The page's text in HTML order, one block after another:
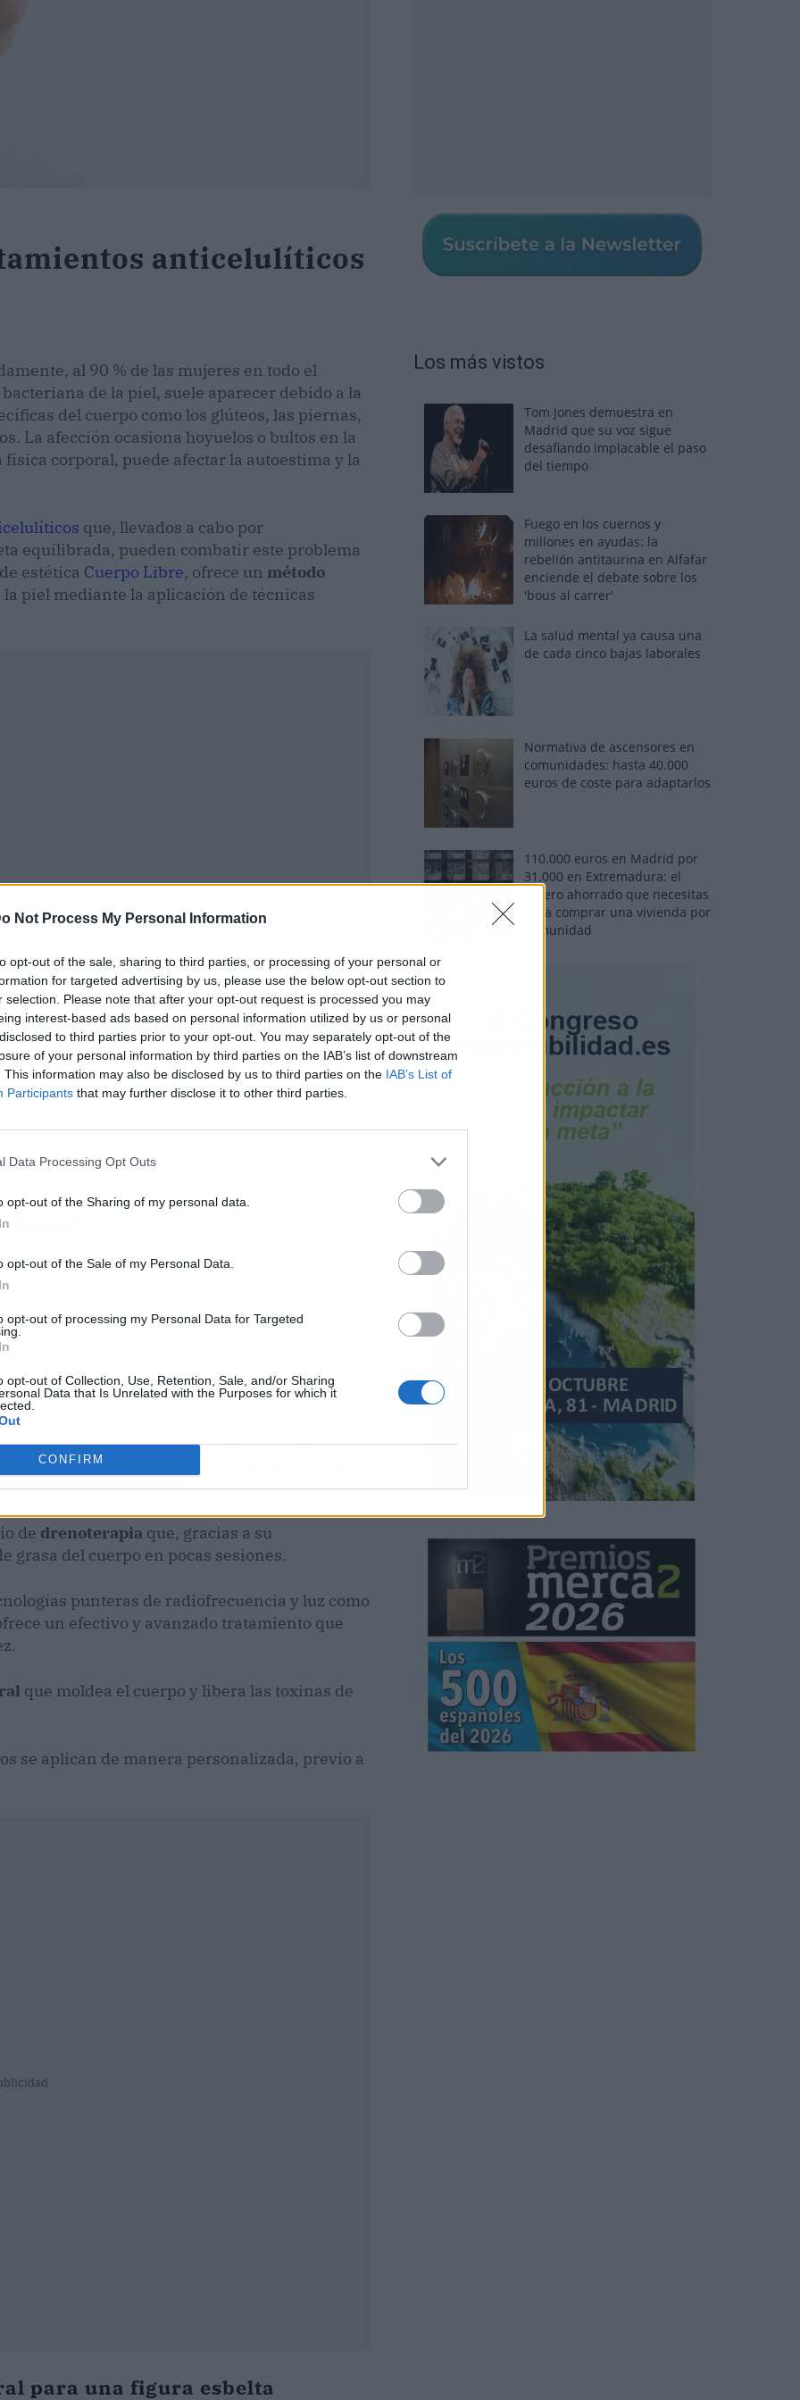
Not Process My Personal Information
opt-out of the sale, sharing to third parties, or processing of your personal or
for targeted advertising by us, please use the below opt-out section to
selection. Please note that after your opt-out request is processed you may
interest-based ads based on personal information utilized by us or personal
to third parties prior to your opt-out. You may separately opt-out of the
of your personal information by third parties on the IAB’s list of downstream
This information may also be disclosed by us to third parties on the IAB’s List of
Participants that may further disclose it to other third parties.
Data Processing Opt Outs
opt-out of the Sharing of my personal data.
opt-out of the Sale of my Personal Data.
opt-out of processing my Personal Data for Targeted
opt-out of Collection, Use, Retention, Sale, and/or Sharing
Data that Is Unrelated with the Purposes for which it
CONFIRM
anticelulíticos
al 90 % de las mujeres en todo el
de la piel, suele aparecer debido a la
del cuerpo como los glúteos, las piernas,
La afección ocasiona hoyuelos o bultos en la
corporal, puede afectar la autoestima y la
que, llevados a cabo por
equilibrada, pueden combatir este problema
estética Cuerpo Libre, ofrece un método
piel mediante la aplicación de técnicas
de la estética, existen alternativas eficientes
consiguen romper las células grasas de la
y frío.
y nutrición ubicado en Móstoles, en
corporales de vanguardia que mejoran
efectos secundarios.
de ondas térmicas que estimula el
sobrantes de un modo natural, aumentando
de drenoterapia que, gracias a su
grasa del cuerpo en pocas sesiones.
punteras de radiofrecuencia y luz como
un efectivo y avanzado tratamiento que
que moldea el cuerpo y libera las toxinas de
se aplican de manera personalizada, previo a
para una figura esbelta
Los más vistos
Tom Jones demuestra en
Madrid que su voz sigue
desafiando implacable el paso
del tiempo
Fuego en los cuernos y
millones en ayudas: la
rebelión antitaurina en Alfafar
enciende el debate sobre los
'bous al carrer'
La salud mental ya causa una
de cada cinco bajas laborales
Normativa de ascensores en
comunidades: hasta 40.000
euros de coste para adaptarlos
110.000 euros en Madrid por
31.000 en Extremadura: el
dinero ahorrado que necesitas
para comprar una vivienda por
comunidad